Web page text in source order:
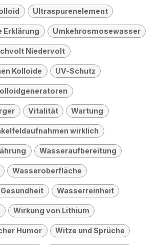
Ultraspurenelement
Erklärung Umkehrosmosewasser
Niedervolt
Kolloide UV-Schutz
Vitalität Wartung
wirklich
Wasseraufbereitung
Wasseroberfläche
Wasserreinheit
Wirkung von Lithium
Humor Witze und Sprüche